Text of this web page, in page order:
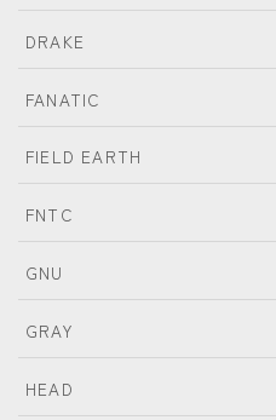
DRAKE
FANATIC
FIELD EARTH
FNTC
GNU
GRAY
HEAD